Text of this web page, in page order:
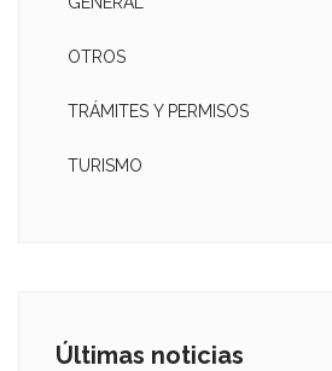
OTROS
TRÁMITES Y PERMISOS
TURISMO
Últimas noticias